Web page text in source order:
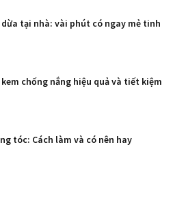
dừa tại nhà: vài phút có ngay mẻ tinh
chống nắng hiệu quả và tiết kiệm
tóc: Cách làm và có nên hay